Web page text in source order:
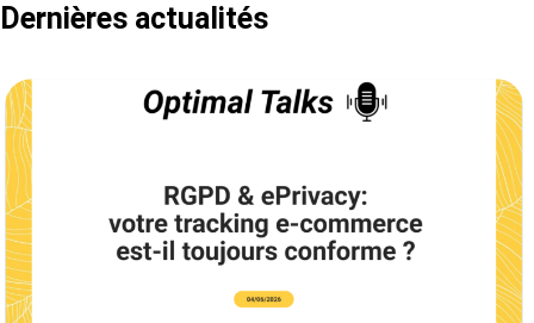
Dernières actualités